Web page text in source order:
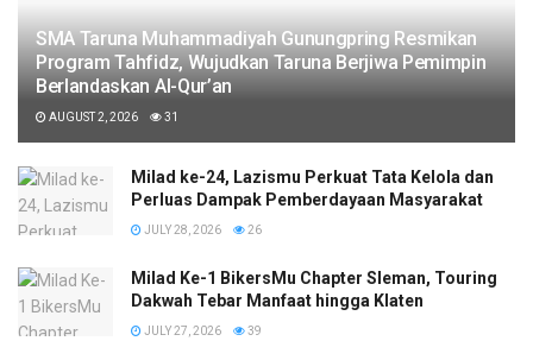
SMA Taruna Muhammadiyah Gunungpring Resmikan
Program Tahfidz, Wujudkan Taruna Berjiwa Pemimpin
Berlandaskan Al-Qur’an
AUGUST 2, 2026 31
Milad ke-24, Lazismu Perkuat Tata Kelola dan
Perluas Dampak Pemberdayaan Masyarakat
JULY 28, 2026 26
Milad Ke-1 BikersMu Chapter Sleman, Touring
Dakwah Tebar Manfaat hingga Klaten
JULY 27, 2026 39